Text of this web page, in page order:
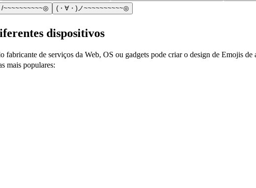
/~~~~~~~~~~◎ (・∀・)ノ~~~~~~~~~~◎
dispositivos
fabricante de serviços da Web, OS ou gadgets pode criar o design de Emojis
mais populares: